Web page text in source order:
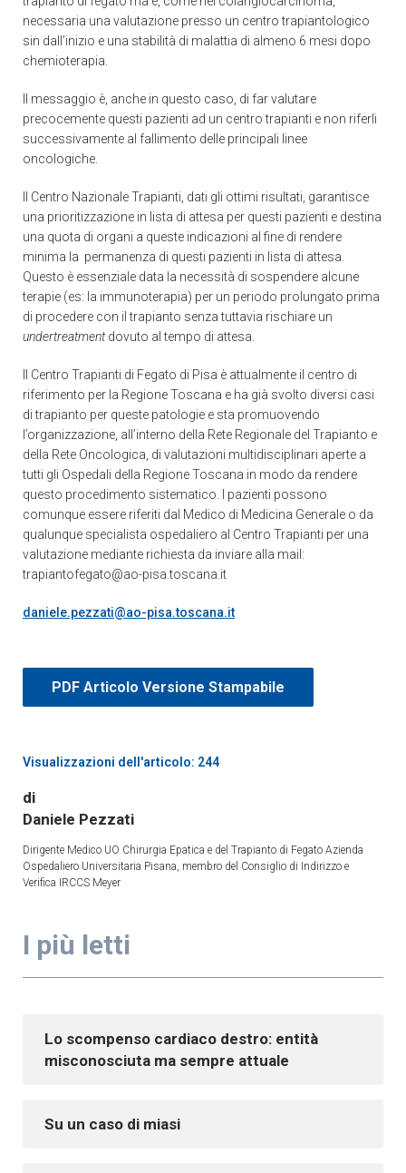
necessaria una valutazione presso un centro trapiantologico
sin dall’inizio e una stabilità di malattia di almeno 6 mesi dopo
chemioterapia.
Il messaggio è, anche in questo caso, di far valutare
precocemente questi pazienti ad un centro trapianti e non riferli
successivamente al fallimento delle principali linee
oncologiche.
Il Centro Nazionale Trapianti, dati gli ottimi risultati, garantisce
una prioritizzazione in lista di attesa per questi pazienti e destina
una quota di organi a queste indicazioni al fine di rendere
minima la permanenza di questi pazienti in lista di attesa.
Questo è essenziale data la necessità di sospendere alcune
terapie (es: la immunoterapia) per un periodo prolungato prima
di procedere con il trapianto senza tuttavia rischiare un
undertreatmentdovuto al tempo di attesa.
Il Centro Trapianti di Fegato di Pisa è attualmente il centro di
riferimento per la Regione Toscana e ha già svolto diversi casi
di trapianto per queste patologie e sta promuovendo
l’organizzazione, all’interno della Rete Regionale del Trapianto e
della Rete Oncologica, di valutazioni multidisciplinari aperte a
tutti gli Ospedali della Regione Toscana in modo da rendere
questo procedimento sistematico. I pazienti possono
comunque essere riferiti dal Medico di Medicina Generale o da
qualunque specialista ospedaliero al Centro Trapianti per una
valutazione mediante richiesta da inviare alla mail:
trapiantofegato@ao-pisa.toscana.it
daniele.pezzati@ao-pisa.toscana.it
PDF Articolo Versione Stampabile
Visualizzazioni dell'articolo: 244
di
Daniele Pezzati
Dirigente Medico UO Chirurgia Epatica e del Trapianto di Fegato Azienda
Ospedaliero Universitaria Pisana, membro del Consiglio di Indirizzo e
Verifica IRCCS Meyer
I più letti
Lo scompenso cardiaco destro: entità
misconosciuta ma sempre attuale
Su un caso di miasi